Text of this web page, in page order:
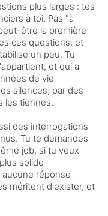
plus larges : tes
à toi. Pas "à
être la première
ces questions, et
un peu. Tu
et qui a
de vie
silences, par des
les tiennes.
des interrogations
Tu te demandes
job, si tu veux
solide
réponse
méritent d'exister, et